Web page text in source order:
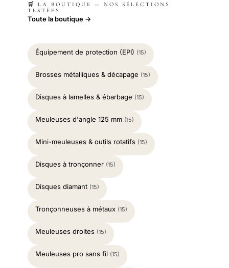
🛒 LA BOUTIQUE — NOS SÉLECTIONS
TESTÉES
Toute la boutique →
Équipement de protection (EPI) (15)
Brosses métalliques & décapage (15)
Disques à lamelles & ébarbage (15)
Meuleuses d'angle 125 mm (15)
Mini-meuleuses & outils rotatifs (15)
Disques à tronçonner (15)
Disques diamant (15)
Tronçonneuses à métaux (15)
Meuleuses droites (15)
Meuleuses pro sans fil (15)